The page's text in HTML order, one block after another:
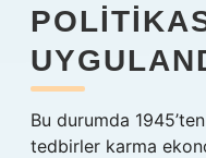
Bu durumda
tedbirler karma